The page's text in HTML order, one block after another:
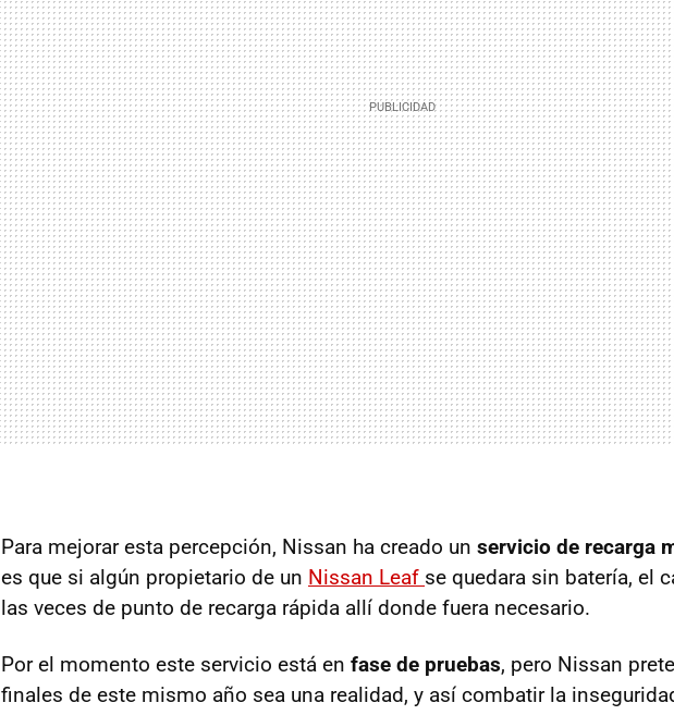
Para mejorar esta percepción, Nissan ha creado un servicio de recarga
es que si algún propietario de un Nissan Leaf se quedara sin batería, el
las veces de punto de recarga rápida allí donde fuera necesario.
Por el momento este servicio está en fase de pruebas, pero Nissan
finales de este mismo año sea una realidad, y así combatir la